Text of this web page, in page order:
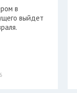
в
выйдет